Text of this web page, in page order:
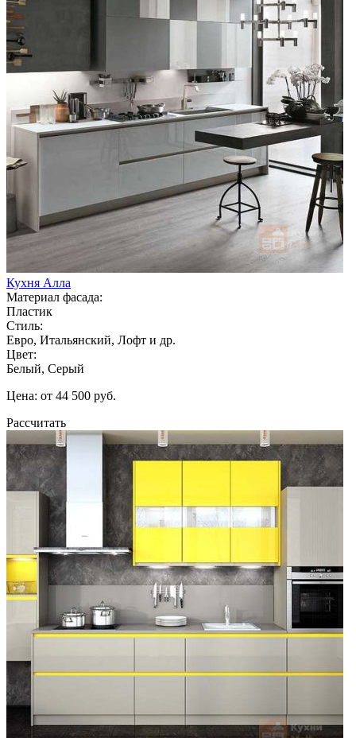
Кухня Алла
Материал фасада:
Пластик
Стиль:
Евро, Итальянский, Лофт и др.
Цвет:
Белый, Серый
Цена: от 44 500 руб.
Рассчитать